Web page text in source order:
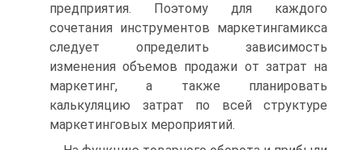
предприятия. Поэтому для каждого
сочетания инструментов маркетингамикса
следует определить зависимость
изменения объемов продажи от затрат на
маркетинг, а также планировать
калькуляцию затрат по всей структуре
маркетинговых мероприятий.